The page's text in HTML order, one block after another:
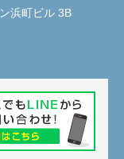
浜町ビル 3B